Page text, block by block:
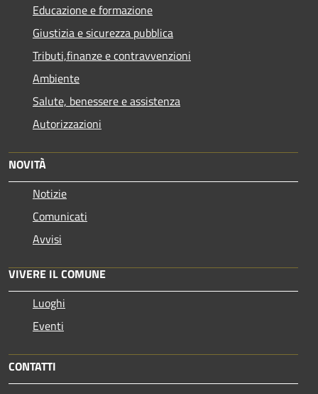
Educazione e formazione
Giustizia e sicurezza pubblica
Tributi,finanze e contravvenzioni
Ambiente
Salute, benessere e assistenza
Autorizzazioni
NOVITÀ
Notizie
Comunicati
Avvisi
VIVERE IL COMUNE
Luoghi
Eventi
CONTATTI